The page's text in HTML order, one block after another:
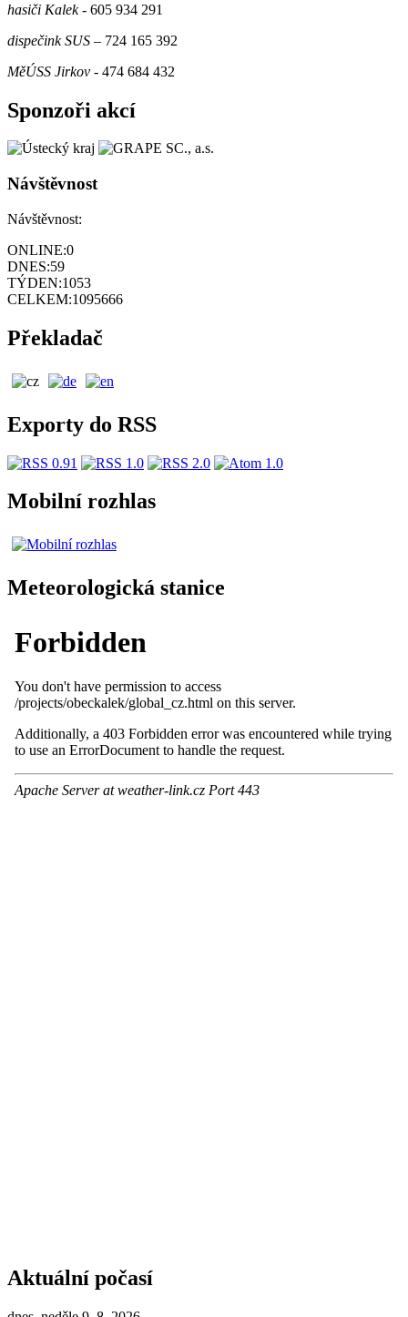
hasiči Kalek- 605 934 291
dispečink SUS – 724 165 392
MěÚSS Jirkov - 474 684 432
Sponzoři akcí
Návštěvnost
Návštěvnost:
ONLINE:0
DNES:59
TÝDEN:1053
CELKEM:1095666
Překladač
Exporty do RSS
Mobilní rozhlas
Meteorologická stanice
Aktuální počasí